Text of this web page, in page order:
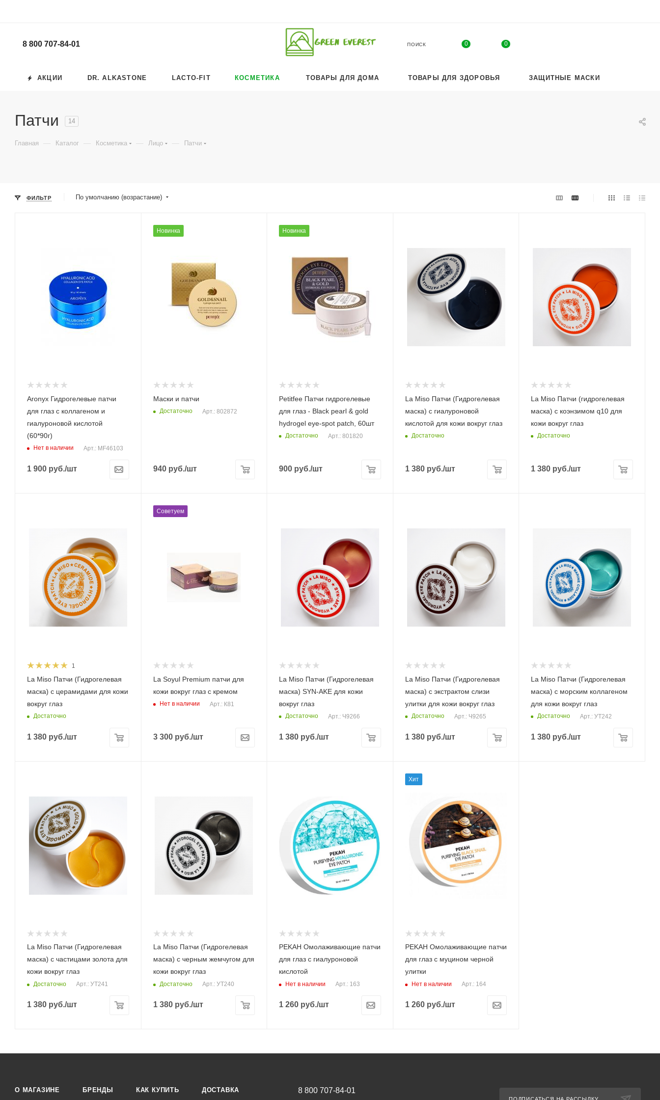
8 800 707-84-01 ПОИСК 0 0
АКЦИИ DR. ALKASTONE LACTO-FIT КОСМЕТИКА ТОВАРЫ ДЛЯ ДОМА ТОВАРЫ ДЛЯ ЗДОРОВЬЯ ЗАЩИТНЫЕ МАСКИ
Патчи 14
Главная — Каталог — Косметика — Лицо — Патчи
ФИЛЬТР По умолчанию (возрастание)
Aronyx Гидрогелевые патчи
для глаз с коллагеном и
гиалуроновой кислотой
(60*90г)
Нет в наличии Арт.: MF46103
1 900 руб./шт
Новинка
Маски и патчи
Достаточно Арт.: 802872
940руб./шт
Новинка
Petitfee Патчи гидрогелевые
для глаз - Black pearl & gold
hydrogel eye-spot patch, 60шт
Достаточно Арт.: 801820
900 руб./шт
La Miso Патчи (Гидрогелевая
маска) с гиалуроновой
кислотой для кожи вокруг глаз
Достаточно
1 380руб./шт
La Miso Патчи (гидрогелевая
маска) с коэнзимом q10 для
кожи вокруг глаз
Достаточно
1 380 руб./шт
1
La Miso Патчи (Гидрогелевая
маска) с церамидами для кожи
вокруг глаз
Достаточно
1 380 руб./шт
Советуем
La Soyul Premium патчи для
кожи вокруг глаз с кремом
Нет в наличии Арт.: К81
3 300руб./шт
La Miso Патчи (Гидрогелевая
маска) SYN-AKE для кожи
вокруг глаз
Достаточно Арт.: Ч9266
1 380 руб./шт
La Miso Патчи (Гидрогелевая
маска) с экстрактом слизи
улитки для кожи вокруг глаз
Достаточно Арт.: Ч9265
1 380руб./шт
La Miso Патчи (Гидрогелевая
маска) с морским коллагеном
для кожи вокруг глаз
Достаточно Арт.: УТ242
1 380 руб./шт
La Miso Патчи (Гидрогелевая
маска) с частицами золота для
кожи вокруг глаз
Достаточно Арт.: УТ241
1 380 руб./шт
La Miso Патчи (Гидрогелевая
маска) с черным жемчугом для
кожи вокруг глаз
Достаточно Арт.: УТ240
1 380руб./шт
PEKAH Омолаживающие патчи
для глаз с гиалуроновой
кислотой
Нет в наличии Арт.: 163
1 260 руб./шт
Хит
PEKAH Омолаживающие патчи
для глаз с муцином черной
улитки
Нет в наличии Арт.: 164
1 260руб./шт
О МАГАЗИНЕ БРЕНДЫ КАК КУПИТЬ ДОСТАВКА 8 800 707-84-01